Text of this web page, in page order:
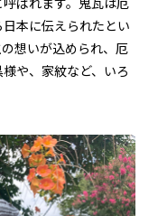
ばれます。鬼瓦は厄
本に伝えられたとい
想いが込められ、厄
や、家紋など、いろ